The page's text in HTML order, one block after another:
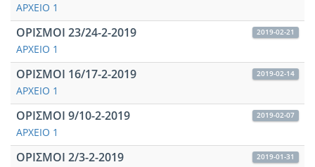
ΑΡΧΕΙΟ 1
ΟΡΙΣΜΟΙ 23/24-2-2019 2019-02-21
ΑΡΧΕΙΟ 1
ΟΡΙΣΜΟΙ 16/17-2-2019 2019-02-14
ΑΡΧΕΙΟ 1
ΟΡΙΣΜΟΙ 9/10-2-2019 2019-02-07
ΑΡΧΕΙΟ 1
ΟΡΙΣΜΟΙ 2/3-2-2019 2019-01-31